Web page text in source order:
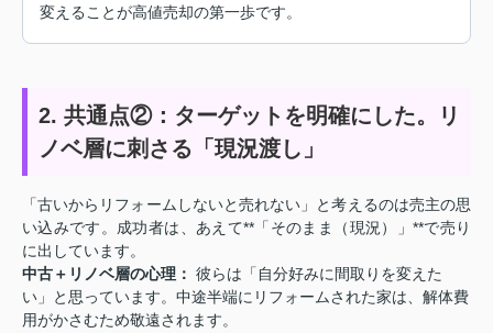
変えることが高値売却の第一歩です。
2. 共通点②：ターゲットを明確にした。リ
ノベ層に刺さる「現況渡し」
「古いからリフォームしないと売れない」と考えるのは売主の思
い込みです。成功者は、あえて**「そのまま（現況）」**で売り
に出しています。
中古＋リノベ層の心理： 彼らは「自分好みに間取りを変えた
い」と思っています。中途半端にリフォームされた家は、解体費
用がかさむため敬遠されます。